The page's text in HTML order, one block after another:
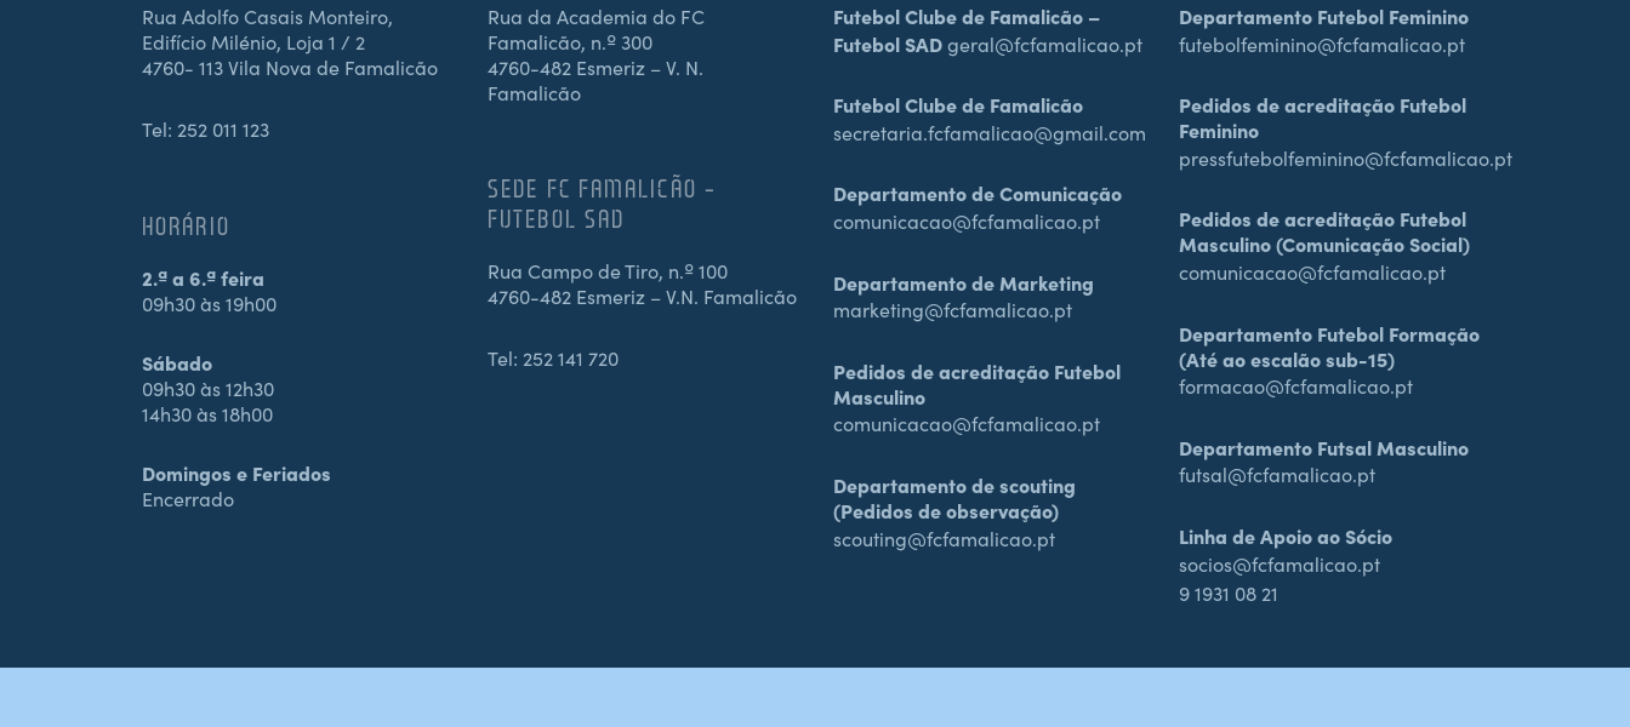
Rua Adolfo Casais Monteiro,
Edifício Milénio, Loja 1 / 2
4760- 113 Vila Nova de Famalicão
Tel: 252 011 123
HORÁRIO
2.ª a 6.ª feira
09h30 às 19h00
Sábado
09h30 às 12h30
14h30 às 18h00
Domingos e Feriados
Encerrado
Rua da Academia do FC
Famalicão, n.º 300
4760-482 Esmeriz – V. N.
Famalicão
SEDE FC FAMALICÃO –
FUTEBOL SAD
Rua Campo de Tiro, n.º 100
4760-482 Esmeriz – V.N. Famalicão
Tel: 252 141 720
Futebol Clube de Famalicão –
Futebol SADgeral@fcfamalicao.pt
Futebol Clube de Famalicão
secretaria.fcfamalicao@gmail.com
Departamento de Comunicação
comunicacao@fcfamalicao.pt
Departamento de Marketing
marketing@fcfamalicao.pt
Pedidos de acreditação Futebol
Masculino
comunicacao@fcfamalicao.pt
Departamento de scouting
(Pedidos de observação)
scouting@fcfamalicao.pt
Departamento Futebol Feminino
futebolfeminino@fcfamalicao.pt
Pedidos de acreditação Futebol
Feminino
pressfutebolfeminino@fcfamalicao.pt
Pedidos de acreditação Futebol
Masculino (Comunicação Social)
comunicacao@fcfamalicao.pt
Departamento Futebol Formação
(Até ao escalão sub-15)
formacao@fcfamalicao.pt
Departamento Futsal Masculino
futsal@fcfamalicao.pt
Linha de Apoio ao Sócio
socios@fcfamalicao.pt
9 1931 08 21